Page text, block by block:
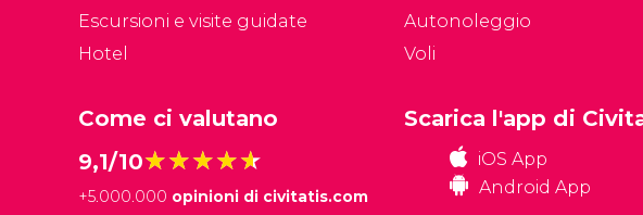
senza dubbio uno
Escursioni e visite guidate
Hotel
Autonoleggio
Voli
Come ci valutano
9,1/10★★★★★
★★★★★
+5.000.000 opinioni di civitatis.com
Scarica l'app di
iOS App
Android App